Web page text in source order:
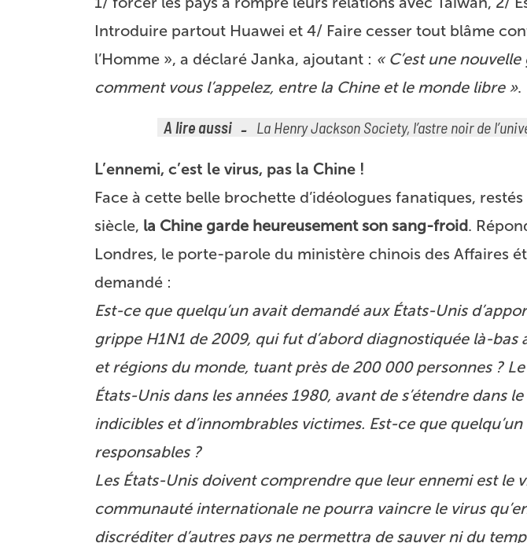
Introduire partout Huawei et 4/ Faire cesser tout blâme
l’Homme », a déclaré Janka, ajoutant : « C’est une
comment vous l’appelez, entre la Chine et le monde libre ».
A lire aussi La Henry Jackson Society, l’astre noir de
L’ennemi, c’est le virus, pas la Chine !
Face à cette belle brochette d’idéologues fanatiques,
siècle, la Chine garde heureusement son sang-froid.
Londres, le porte-parole du ministère chinois des Affaires
demandé :
Est-ce que quelqu’un avait demandé aux États-Unis
grippe H1N1 de 2009, qui fut d’abord diagnostiquée là-bas
et régions du monde, tuant près de 200 000 personnes ?
États-Unis dans les années 1980, avant de s’étendre dans
indicibles et d’innombrables victimes. Est-ce que
responsables ?
Les États-Unis doivent comprendre que leur ennemi est le
communauté internationale ne pourra vaincre le virus
discréditer d’autres pays ne permettra de sauver ni du